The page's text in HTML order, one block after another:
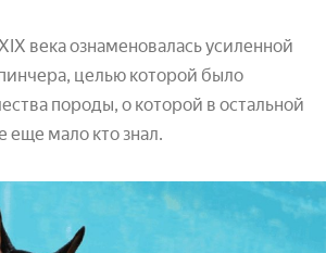
века ознаменовалась усиленной
целью которой было
породы, о которой в остальной
еще мало кто знал.